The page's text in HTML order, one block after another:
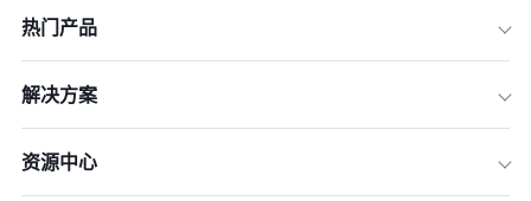
热门产品
解决方案
资源中心